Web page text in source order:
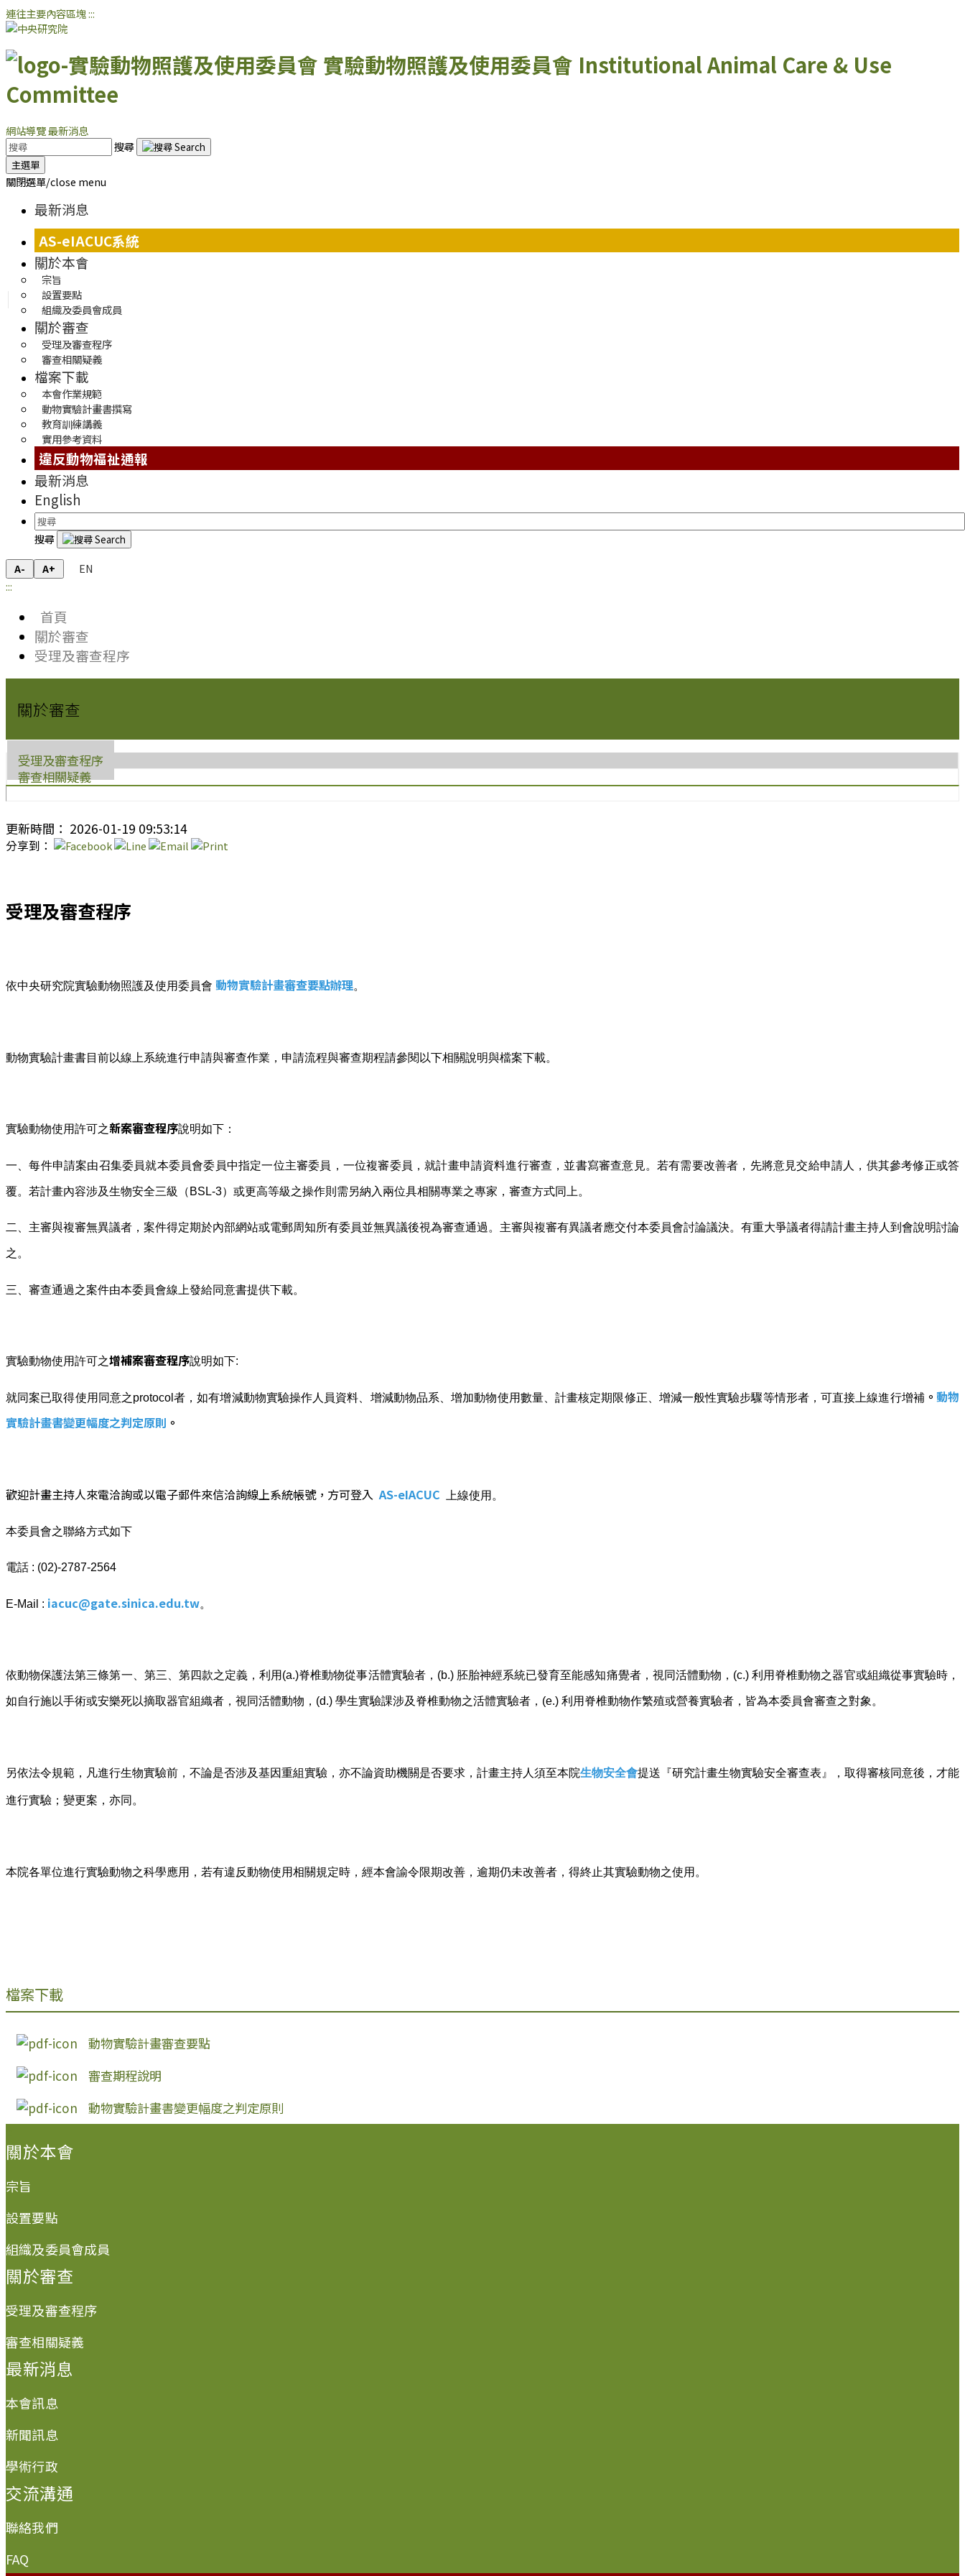
連往主要內容區塊:::
實驗動物照護及使用委員會 Institutional Animal Care & Use
Committee
網站導覽最新消息
搜尋
主選單
關閉選單/close menu
最新消息
AS-eIACUC系統
關於本會
宗旨
設置要點
組織及委員會成員
關於審查
受理及審查程序
審查相關疑義
檔案下載
本會作業規範
動物實驗計畫書撰寫
教育訓練講義
實用參考資料
違反動物福祉通報
最新消息
English
搜尋
A- A+
EN
:::
首頁
關於審查
受理及審查程序
關於審查
受理及審查程序
審查相關疑義
更新時間： 2026-01-19 09:53:14
分享到：
受理及審查程序
依中央研究院實驗動物照護及使用委員會 動物實驗計畫審查要點辦理。
動物實驗計畫書目前以線上系統進行申請與審查作業，申請流程與審查期程請參閱以下相關說明與檔案下載。
實驗動物使用許可之新案審查程序說明如下：
一、每件申請案由召集委員就本委員會委員中指定一位主審委員，一位複審委員，就計畫申請資料進行審查，並書寫審查意見。若有需要改善者，先將意見交給申請人，供其參考修正或答
覆。若計畫內容涉及生物安全三級（BSL-3）或更高等級之操作則需另納入兩位具相關專業之專家，審查方式同上。
二、主審與複審無異議者，案件得定期於內部網站或電郵周知所有委員並無異議後視為審查通過。主審與複審有異議者應交付本委員會討論議決。有重大爭議者得請計畫主持人到會說明討論
之。
三、審查通過之案件由本委員會線上發給同意書提供下載。
實驗動物使用許可之增補案審查程序說明如下:
就同案已取得使用同意之protocol者，如有增減動物實驗操作人員資料、增減動物品系、增加動物使用數量、計畫核定期限修正、增減一般性實驗步驟等情形者，可直接上線進行增補。 動物
實驗計畫書變更幅度之判定原則 。
歡迎計畫主持人來電洽詢或以電子郵件來信洽詢線上系統帳號，方可登入 AS-eIACUC 上線使用。
本委員會之聯絡方式如下
電話 : (02)-2787-2564
E-Mail : iacuc@gate.sinica.edu.tw。
依動物保護法第三條第一、第三、第四款之定義，利用(a.)脊椎動物從事活體實驗者，(b.) 胚胎神經系統已發育至能感知痛覺者，視同活體動物，(c.) 利用脊椎動物之器官或組織從事實驗時，
如自行施以手術或安樂死以摘取器官組織者，視同活體動物，(d.) 學生實驗課涉及脊椎動物之活體實驗者，(e.) 利用脊椎動物作繁殖或營養實驗者，皆為本委員會審查之對象。
另依法令規範，凡進行生物實驗前，不論是否涉及基因重組實驗，亦不論資助機關是否要求，計畫主持人須至本院生物安全會提送 『研究計畫生物實驗安全審查表 』 ，取得審核同意後，才能
進行實驗；變更案，亦同。
本院各單位進行實驗動物之科學應用，若有違反動物使用相關規定時，經本會諭令限期改善，逾期仍未改善者，得終止其實驗動物之使用。
檔案下載
動物實驗計畫審查要點
審查期程說明
動物實驗計畫書變更幅度之判定原則
關於本會
宗旨
設置要點
組織及委員會成員
關於審查
受理及審查程序
審查相關疑義
最新消息
本會訊息
新聞訊息
學術行政
交流溝通
聯絡我們
FAQ